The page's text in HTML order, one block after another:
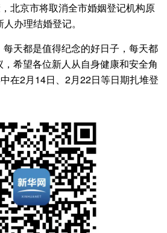
北京市将取消全市婚姻登记机构原
办理结婚登记。
天都是值得纪念的好日子，每天都
，希望各位新人从自身健康和安全角
在2月14日、2月22日等日期扎堆登